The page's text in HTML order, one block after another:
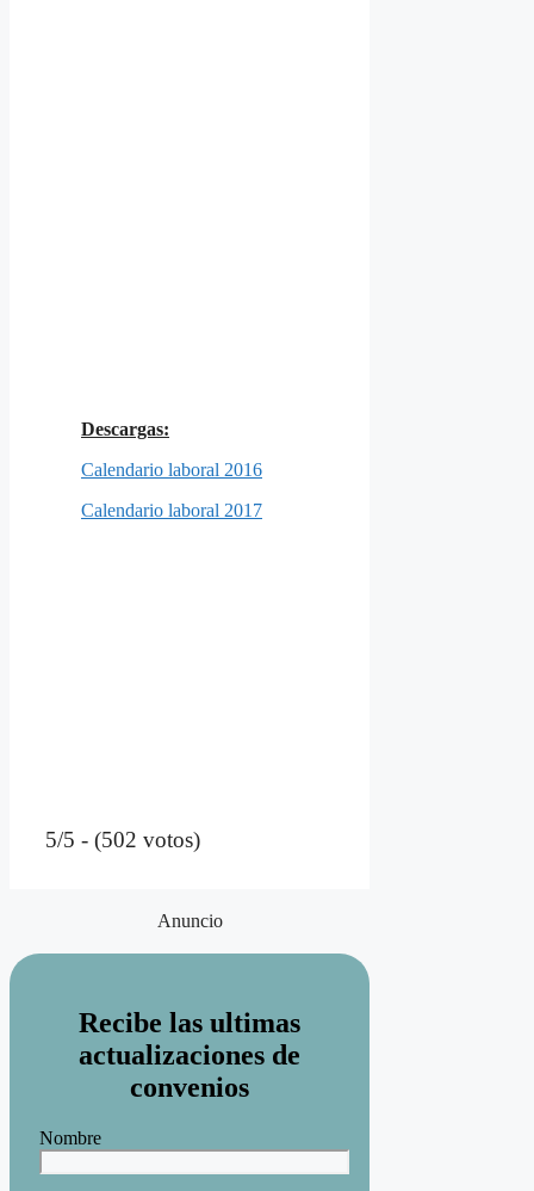
Descargas:
Calendario laboral 2016
Calendario laboral 2017
5/5 - (502 votos)
Anuncio
Recibe las ultimas
actualizaciones de
convenios
Nombre